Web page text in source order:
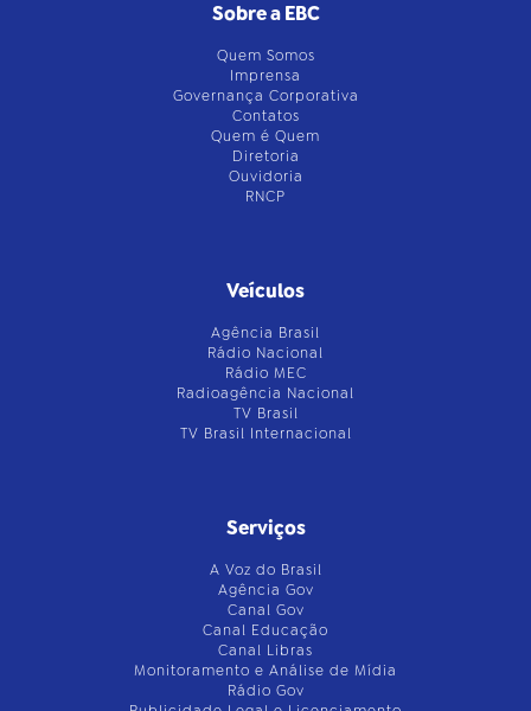
Sobre a EBC
Quem Somos
Imprensa
Governança Corporativa
Contatos
Quem é Quem
Diretoria
Ouvidoria
RNCP
Veículos
Agência Brasil
Rádio Nacional
Rádio MEC
Radioagência Nacional
TV Brasil
TV Brasil Internacional
Serviços
A Voz do Brasil
Agência Gov
Canal Gov
Canal Educação
Canal Libras
Monitoramento e Análise de Mídia
Rádio Gov